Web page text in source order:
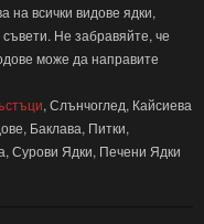
на всички видове ядки,
Не забравяйте, че
може да направите
, Слънчоглед, Кайсиева
Баклава, Питки,
Сурови Ядки, Печени Ядки